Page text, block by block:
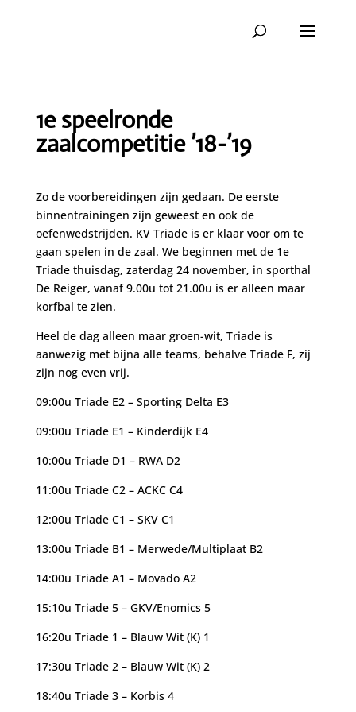
1e speelronde
zaalcompetitie ’18-’19
Zo de voorbereidingen zijn gedaan. De eerste
binnentrainingen zijn geweest en ook de
oefenwedstrijden. KV Triade is er klaar voor om te
gaan spelen in de zaal. We beginnen met de 1e
Triade thuisdag, zaterdag 24 november, in sporthal
De Reiger, vanaf 9.00u tot 21.00u is er alleen maar
korfbal te zien.
Heel de dag alleen maar groen-wit, Triade is
aanwezig met bijna alle teams, behalve Triade F, zij
zijn nog even vrij.
09:00u Triade E2 – Sporting Delta E3
09:00u Triade E1 – Kinderdijk E4
10:00u Triade D1 – RWA D2
11:00u Triade C2 – ACKC C4
12:00u Triade C1 – SKV C1
13:00u Triade B1 – Merwede/Multiplaat B2
14:00u Triade A1 – Movado A2
15:10u Triade 5 – GKV/Enomics 5
16:20u Triade 1 – Blauw Wit (K) 1
17:30u Triade 2 – Blauw Wit (K) 2
18:40u Triade 3 – Korbis 4